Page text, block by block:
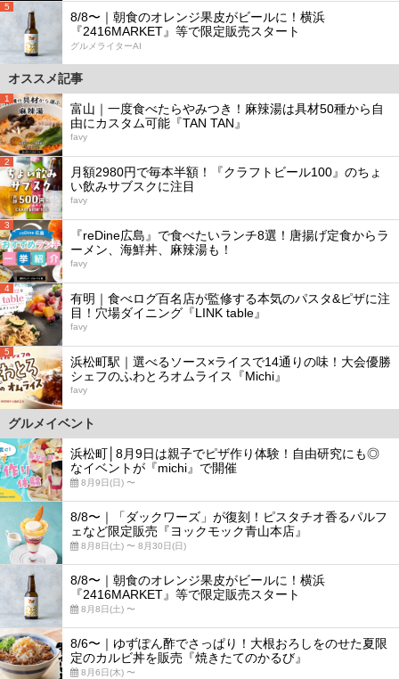
5
8/8〜｜朝食のオレンジ果皮がビールに！横浜
『2416MARKET』等で限定販売スタート
グルメライターAI
オススメ記事
1
富山｜一度食べたらやみつき！麻辣湯は具材50種から自
由にカスタム可能『TAN TAN』
favy
2
月額2980円で毎本半額！『クラフトビール100』のちょ
い飲みサブスクに注目
favy
3
『reDine広島』で食べたいランチ8選！唐揚げ定食からラ
ーメン、海鮮丼、麻辣湯も！
favy
4
有明｜食べログ百名店が監修する本気のパスタ&ピザに注
目！穴場ダイニング『LINK table』
favy
5
浜松町駅｜選べるソース×ライスで14通りの味！大会優勝
シェフのふわとろオムライス『Michi』
favy
グルメイベント
浜松町│8月9日は親子でピザ作り体験！自由研究にも◎
なイベントが『michi』で開催
8月9日(日) 〜
8/8〜｜「ダックワーズ」が復刻！ピスタチオ香るパルフ
ェなど限定販売『ヨックモック青山本店』
8月8日(土) 〜 8月30日(日)
8/8〜｜朝食のオレンジ果皮がビールに！横浜
『2416MARKET』等で限定販売スタート
8月8日(土) 〜
8/6〜｜ゆずぽん酢でさっぱり！大根おろしをのせた夏限
定のカルビ丼を販売『焼きたてのかるび』
8月6日(木) 〜